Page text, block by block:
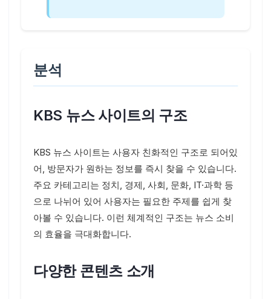
분석
KBS 뉴스 사이트의 구조
KBS 뉴스 사이트는 사용자 친화적인 구조로 되어있
어, 방문자가 원하는 정보를 즉시 찾을 수 있습니다.
주요 카테고리는 정치, 경제, 사회, 문화, IT·과학 등
으로 나뉘어 있어 사용자는 필요한 주제를 쉽게 찾
아볼 수 있습니다. 이런 체계적인 구조는 뉴스 소비
의 효율을 극대화합니다.
다양한 콘텐츠 소개